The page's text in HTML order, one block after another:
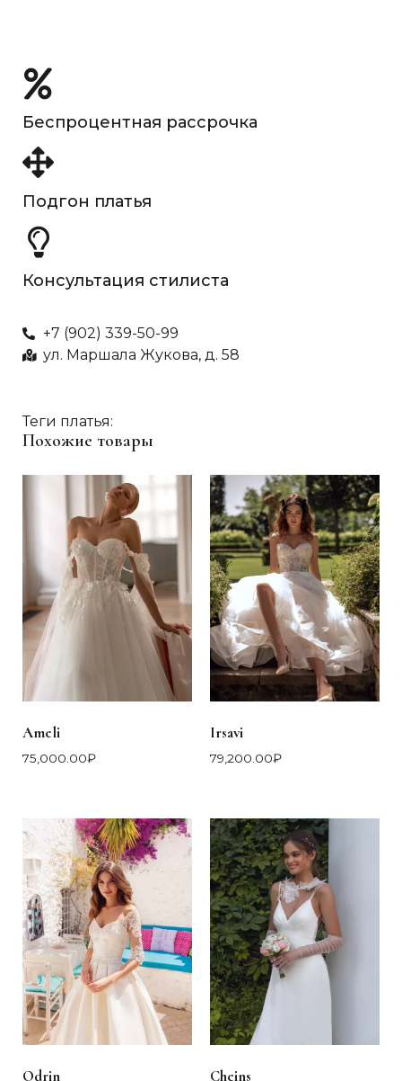
Беспроцентная рассрочка
Подгон платья
Консультация стилиста
+7 (902) 339-50-99
ул. Маршала Жукова, д. 58
Теги платья:
Похожие товары
Ameli
75,000.00₽
Irsavi
79,200.00₽
Odrin Cheins